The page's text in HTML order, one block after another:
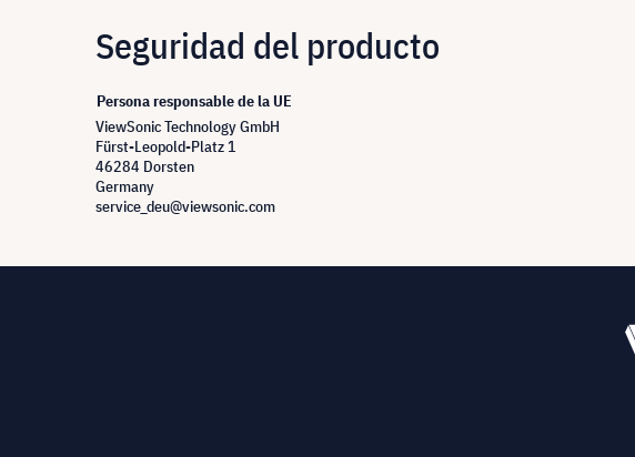
Seguridad del producto
Persona responsable de la UE
ViewSonic Technology GmbH
Fürst-Leopold-Platz 1
46284 Dorsten
Germany
service_deu@viewsonic.com